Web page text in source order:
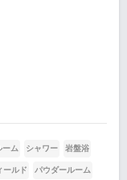
ーム シャワー 岩盤浴
ールド パウダールーム